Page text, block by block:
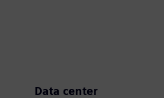
Data center